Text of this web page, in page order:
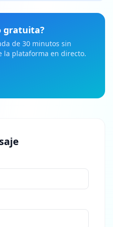
gratuita?
de 30 minutos sin
la plataforma en directo.